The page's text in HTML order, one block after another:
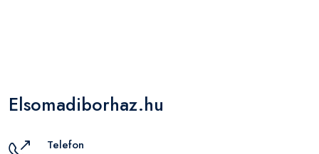
Elsomadiborhaz.hu
Telefon